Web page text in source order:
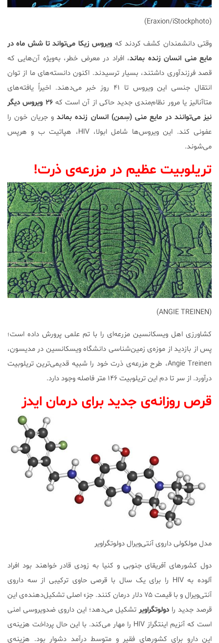
(Eraxion/iStockphoto)
وقتی دانشمندان کشف کردند که ویروس زیکا می‌تواند تا شش ماه در
مایع منی انسان زنده بماند، افراد در معرض خطر، به‌ویژه آن‌هایی که
قصد فرزندآوری داشتند، بسیار ترسیدند. اکنون دانسته‌های ما از توان
انتقال جنسی این ویروس تا ۴۱ روز خبر می‌دهند. اخیراً یافته‌های
متاآنالیز یا مرور نظام‌مندی جدید حاکی از آن است که۲۶ ویروس دیگر
نیز می‌توانند در مایع منی (سِمن) انسان زنده بماند و جریان خون را
عفونی کند. این ویروس‌ها شامل ابولا، HIV، هپاتیت ب و هرپس
می‌شوند.
تریلوبیت عظیم در مزرعه‌ی ذرت!
(ANGIE TREINEN)
کشاورزی اهل ویسکانسین مزرعه‌ای را با تم علمی پرورش داده است؛
پس از بازدید از موزه‌ی زمین‌شناسی دانشگاه ویسکانسین در مدیسون،
Angie Treinen، طرح مزرعه‌ی ذرت خود را شبیه قدیمی‌ترین تریلوبیت
درآورد. از سر تا دم این تریلوبیت ۱۴۶ متر فاصله وجود دارد.
قرص روزانه‌ی جدید برای درمان ایدز
مدل مولکولی داروی آنتی‌ویرال دولوتگراویر
دول کشورهای آفریقای جنوبی و کنیا به زودی قادر خواهند بود افراد
آلوده به HIV را برای یک سال با قرصی حاوی ترکیبی از سه داروی
آنتی‌ویرال و با قیمت ۷۵ دلار درمان کنند. جزء اصلی تشکیل‌دهنده‌ی این
قرصد جدید را دولوتگراویر تشکیل می‌دهد؛ این داروی ضدویروسی امنی
است که آنزیم اینتگراز HIV را مهار می‌کند. با این حال پرداخت هزینه‌ی
این دارو برای کشورهای فقیر و متوسط درآمد دشوار بود. هزینه‌ی